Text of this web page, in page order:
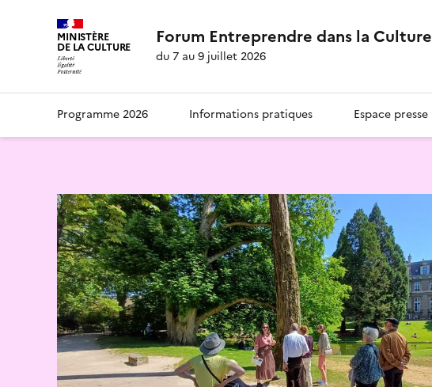
MINISTÈRE
DE LA CULTURE Forum Entreprendre dans la Culture
du 7 au 9 juillet 2026
Programme 2026 Informations pratiques Espace presse